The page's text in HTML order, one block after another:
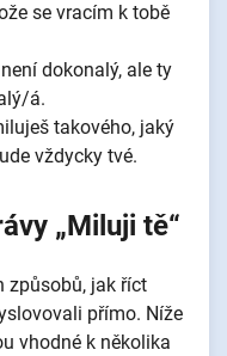
se vracím k tobě
dokonalý, ale ty
á.
takového, jaký
vždycky tvé.
„Miluji tě“
způsobů, jak říct
přímo. Níže
vhodné k několika